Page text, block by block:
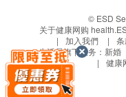
© ESD
关于健康网购
加入我們
生活易旗下业务： 新婚
健康